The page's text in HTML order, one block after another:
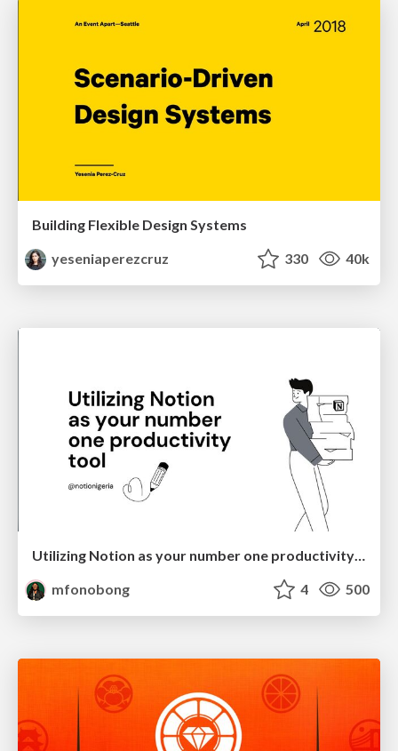
Building Flexible Design Systems
yeseniaperezcruz
330 40k
Utilizing Notion as your number one productivity tool
mfonobong
4 500